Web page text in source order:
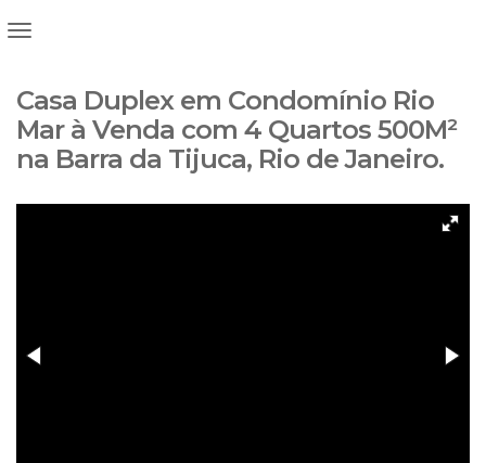
Casa Duplex em Condomínio Rio
Mar à Venda com 4 Quartos 500M²
na Barra da Tijuca, Rio de Janeiro.